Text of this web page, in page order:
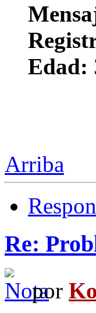
Edad:
Arriba
Re:
por